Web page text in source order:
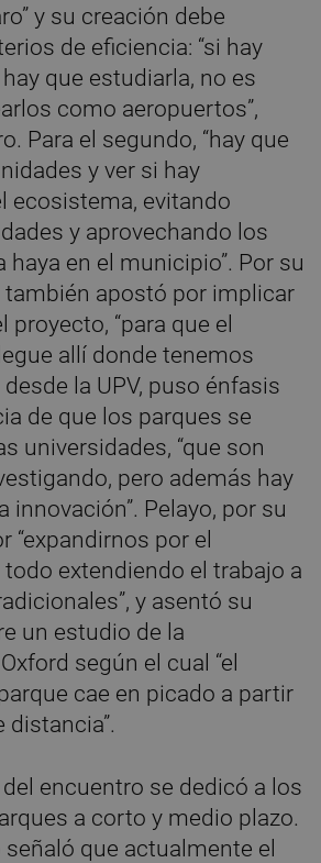
y su creación debe
de eficiencia: “si hay
que estudiarla, no es
como aeropuertos”,
Para el segundo, “hay que
y ver si hay
ecosistema, evitando
y aprovechando los
haya en el municipio”. Por su
también apostó por implicar
proyecto, “para que el
allí donde tenemos
desde la UPV, puso énfasis
de que los parques se
universidades, “que son
pero además hay
innovación”. Pelayo, por su
“expandirnos por el
extendiendo el trabajo a
y asentó su
un estudio de la
según el cual “el
cae en picado a partir
distancia”.
encuentro se dedicó a los
a corto y medio plazo.
señaló que actualmente el